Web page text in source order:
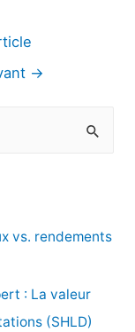
→
vs. rendements
: La valeur
(SHLD)